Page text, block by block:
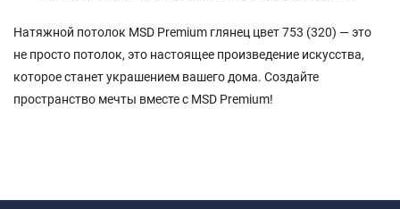
Натяжной потолок MSD Premium глянец цвет 753 (320) — это
не просто потолок, это настоящее произведение искусства,
которое станет украшением вашего дома. Создайте
пространство мечты вместе с MSD Premium!